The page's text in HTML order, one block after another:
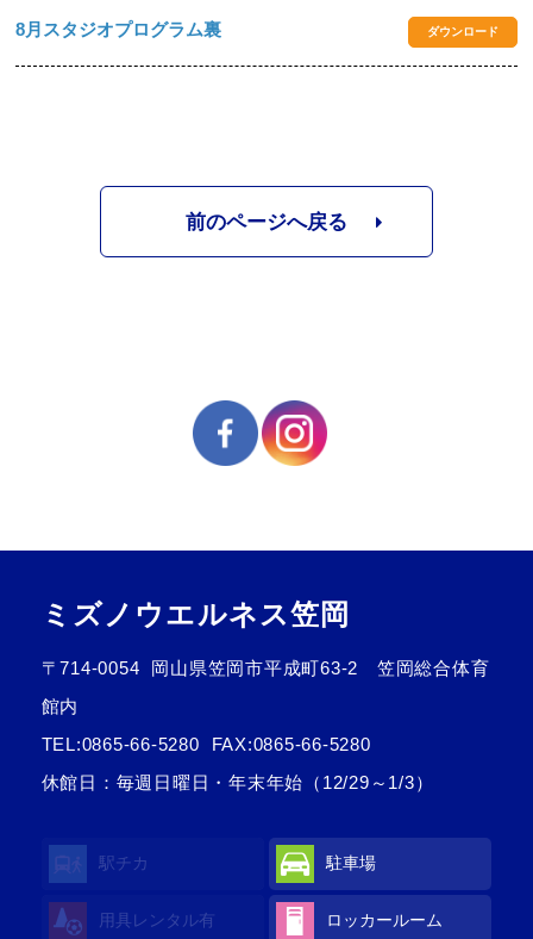
8月スタジオプログラム裏 ダウンロード
前のページへ戻る
ミズノウエルネス笠岡
〒714-0054
岡山県笠岡市平成町63-2 笠岡総合体育
館内
TEL:0865-66-5280
FAX:0865-66-5280
休館日：毎週日曜日・年末年始（12/29～1/3）
駅チカ 駐車場
用具レンタル有 ロッカールーム